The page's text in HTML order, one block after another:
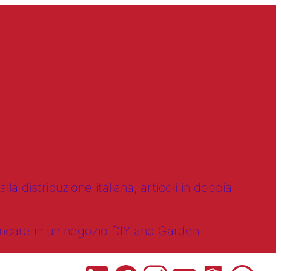
distribuzione italiana, articoli in doppia
in un negozio DIY and Garden